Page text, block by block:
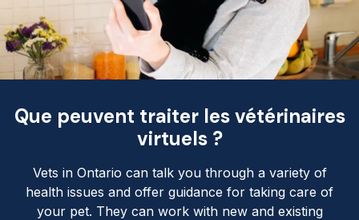
Que peuvent traiter les vétérinaires
virtuels ?
Vets in Ontario can talk you through a variety of
health issues and offer guidance for taking care of
your pet. They can work with new and existing